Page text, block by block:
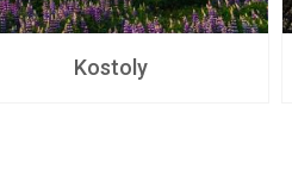
Kostoly